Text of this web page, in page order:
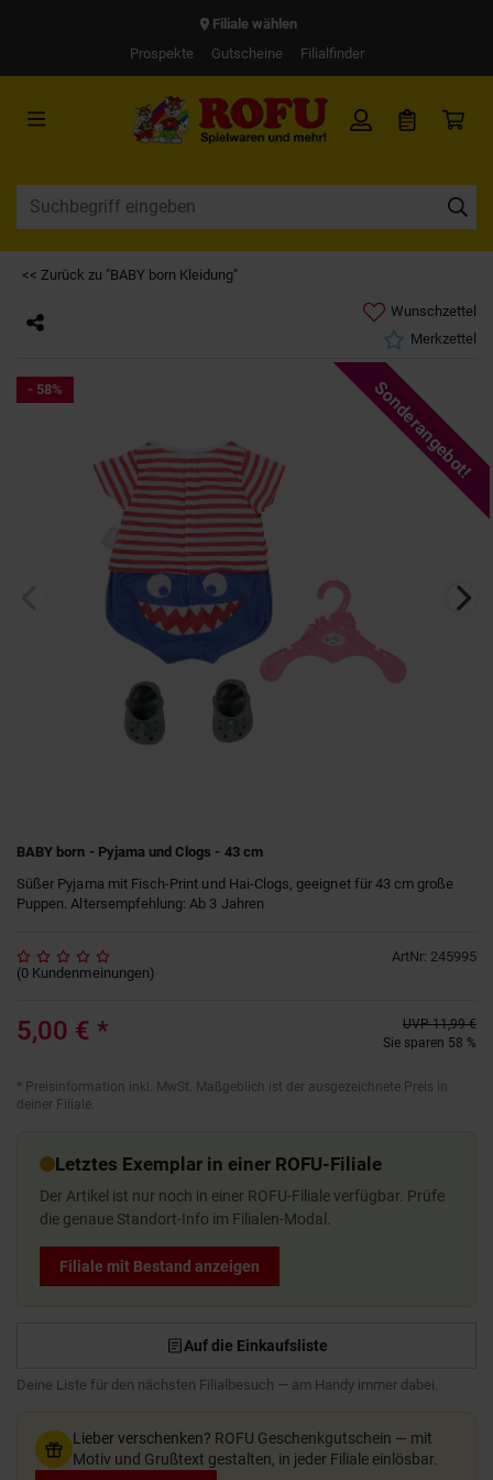
Filiale wählen
Prospekte
Gutscheine Filialfinder
<< Zurück zu "BABY born Kleidung"
Wunschzettel
Merkzettel
- 58% Sonderangebot!
BABY born - Pyjama und Clogs - 43 cm
Süßer Pyjama mit Fisch-Print und Hai-Clogs, geeignet für 43 cm große
Puppen. Altersempfehlung: Ab 3 Jahren
ArtNr: 245995
(0 Kundenmeinungen)
5,00 € * UVP 11,99 €
Sie sparen 58 %
* Preisinformation inkl. MwSt. Maßgeblich ist der ausgezeichnete Preis in
deiner Filiale.
Letztes Exemplar in einer ROFU-Filiale
Der Artikel ist nur noch in einer ROFU-Filiale verfügbar. Prüfe
die genaue Standort-Info im Filialen-Modal.
Filiale mit Bestand anzeigen
Auf die Einkaufsliste
Deine Liste für den nächsten Filialbesuch — am Handy immer dabei.
Lieber verschenken? ROFU Geschenkgutschein — mit
Motiv und Grußtext gestalten, in jeder Filiale einlösbar.